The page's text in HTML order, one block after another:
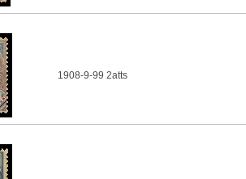
1908-9-99 2atts